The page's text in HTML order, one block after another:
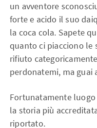
un avventore
forte e acido il suo
la coca cola. Sapete
quanto ci piacciono le
rifiuto
perdonatemi, ma guai
Fortunatamente
la storia più
riportato.